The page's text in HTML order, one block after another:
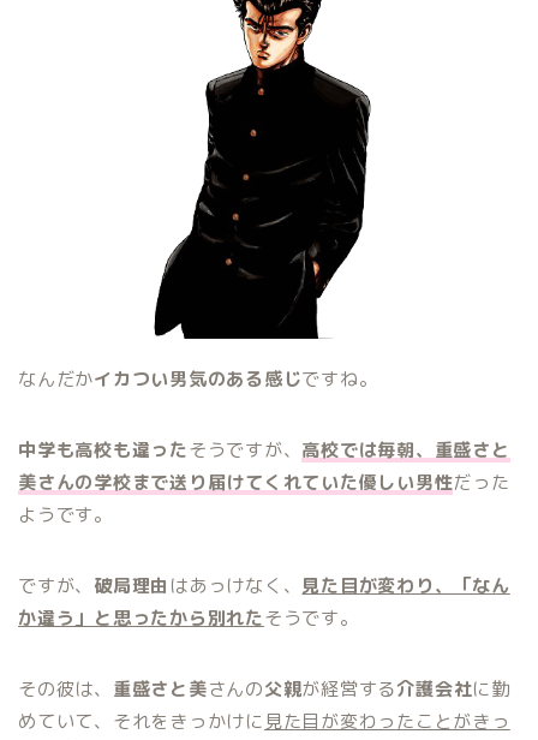
なんだかイカつい男気のある感じですね。
中学も高校も違ったそうですが、 高校では毎朝、重盛さと
美さんの学校まで送り届けてくれていた優しい男性だった
ようです。
ですが、 破局理由 はあっけなく、 見た目が変わり、「なん
か違う」と思ったから別れたそうです。
その彼は、 重盛さと美さんの父親が経営する介護会社に勤
めていて、それをきっかけに 見た目が変わったことがきっ